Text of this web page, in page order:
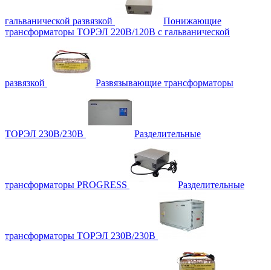
гальванической развязкой
Понижающие
трансформаторы ТОРЭЛ 220В/120В с гальванической
развязкой Развязывающие трансформаторы
ТОРЭЛ 230В/230В Разделительные
трансформаторы PROGRESS Разделительные
трансформаторы ТОРЭЛ 230В/230В